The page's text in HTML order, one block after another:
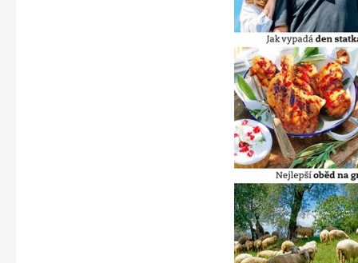
Svět ženy
Naše krásná zahrada